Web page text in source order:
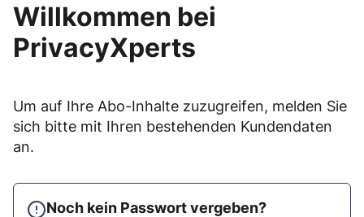
Willkommen bei
PrivacyXperts
Um auf Ihre Abo-Inhalte zuzugreifen, melden Sie
sich bitte mit Ihren bestehenden Kundendaten
an.
Noch kein Passwort vergeben?